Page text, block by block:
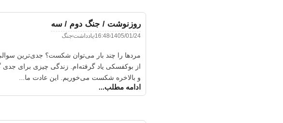
روزنوشت / جنگ دوم / سه
1405/01/24
16:48 یادداشتجنگ
‌مردها را چند بار می‌توان شکست؟ جدی‌ترین
از بوکفسکی یاد گرفته‌ام. زندگی چیزی برای جدی
و بالاخره شکست می‌خوریم. این عادت ما...
ادامه مطلب...